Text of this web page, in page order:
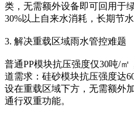
类，无需额外设备即可回用于
30%以上自来水消耗，长期节水
3. 解决重载区域雨水管控难题
普通PP模块抗压强度仅30吨/
道需求：硅砂模块抗压强度达‌
设在重载区域下方，无需额外
通行双重功能。